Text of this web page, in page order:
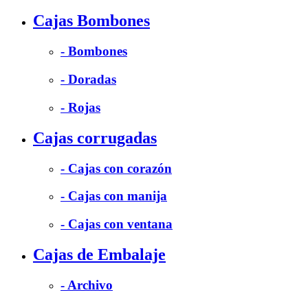
Cajas Bombones
- Bombones
- Doradas
- Rojas
Cajas corrugadas
- Cajas con corazón
- Cajas con manija
- Cajas con ventana
Cajas de Embalaje
- Archivo